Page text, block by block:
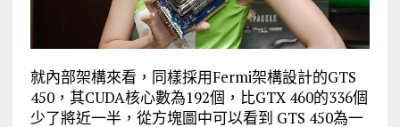
就內部架構來看，同樣採用Fermi架構設計的GTS
450，其CUDA核心數為192個，比GTX 460的336個
少了將近一半，從方塊圖中可以看到 GTS 450為一